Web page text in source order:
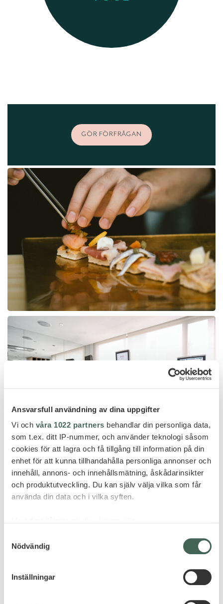
Ansvarsfull användning av dina uppgifter
Vi och våra 1022 partners behandlar din personliga data,
som t.ex. ditt IP-nummer, och använder teknologi såsom
cookies för att lagra och få tillgång till information på din
enhet för att kunna tillhandahålla personliga annonser och
innehåll, annons- och innehållsmätning, åskådarinsikter
och produktutveckling. Du kan själv välja vilka som får
använda din data och i vilka syften.
som kan ha en noggrannhet på upp till flera meter
Ta reda på mer om hur dina personliga uppgifter
Nödvändig
Inställningar
GÖR FÖRFRÅGAN